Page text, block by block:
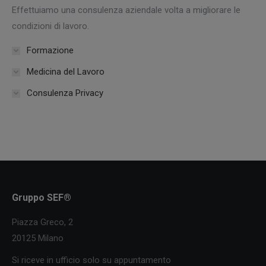
Effettuiamo una consulenza aziendale volta a migliorare le
condizioni di lavoro.
Formazione
Medicina del Lavoro
Consulenza Privacy
Gruppo SEF®
Piazza Greco, 2
20125 Milano
Si riceve in ufficio solo su appuntamento